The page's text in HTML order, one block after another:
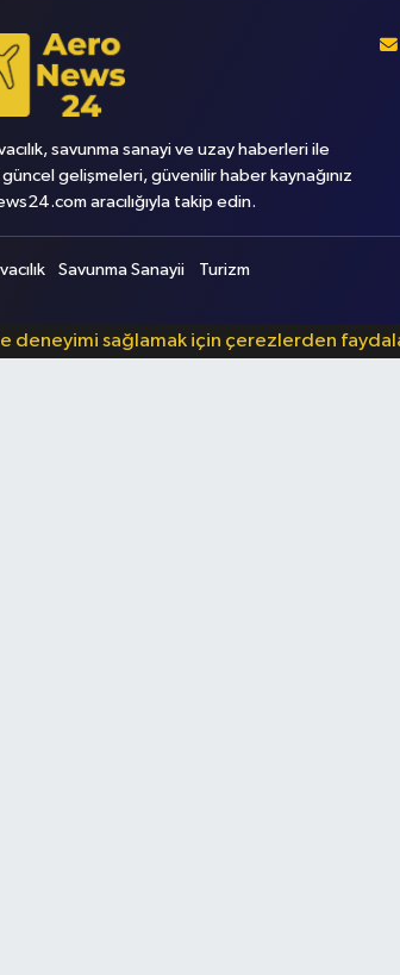
savunma sanayi ve uzay haberleri ile
gelişmeleri, güvenilir haber kaynağınız
aracılığıyla takip edin.
Savunma Sanayii Turizm
deneyimi sağlamak için çerezlerden